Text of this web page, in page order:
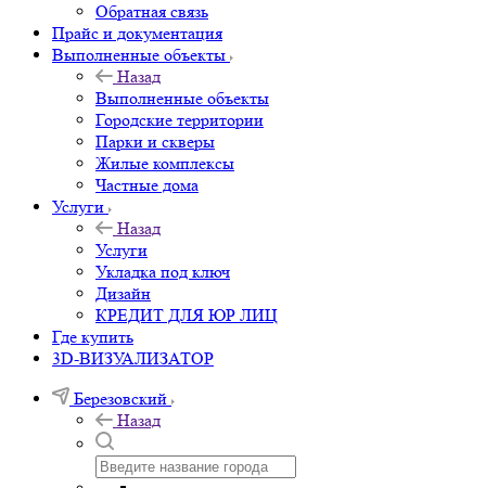
Обратная связь
Прайс и документация
Выполненные объекты
Назад
Выполненные объекты
Городские территории
Парки и скверы
Жилые комплексы
Частные дома
Услуги
Назад
Услуги
Укладка под ключ
Дизайн
КРЕДИТ ДЛЯ ЮР ЛИЦ
Где купить
3D-ВИЗУАЛИЗАТОР
Березовский
Назад